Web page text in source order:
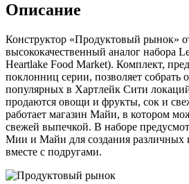
Описание
Конструктор «Продуктовый рынок»
высококачественный аналог набора
Heartlake Food Market). Комплект,
поклонниц серии, позволяет собрать
популярных в Хартлейк Сити
продаются овощи и фрукты, сок и
работает магазин Майи, в котором
свежей выпечкой. В наборе
Мии и Майи для создания различных
вместе с подругами.